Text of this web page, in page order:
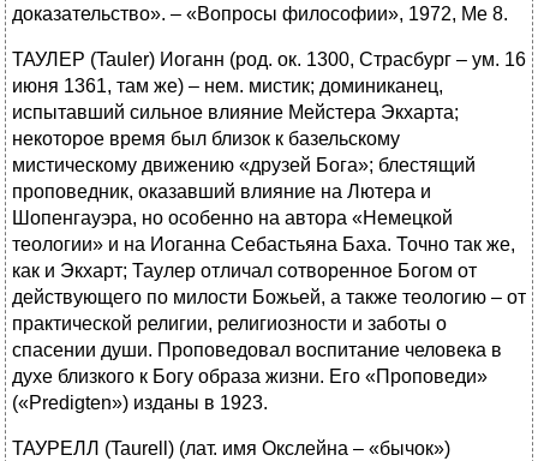
доказательство». – «Вопросы философии», 1972, Me 8.
ТАУЛЕР (Tauler) Иоганн (род. ок. 1300, Страсбург – ум. 16
июня 1361, там же) – нем. мистик; доминиканец,
испытавший сильное влияние Мейстера Экхарта;
некоторое время был близок к базельскому
мистическому движению «друзей Бога»; блестящий
проповедник, оказавший влияние на Лютера и
Шопенгауэра, но особенно на автора «Немецкой
теологии» и на Иоганна Себастьяна Баха. Точно так же,
как и Экхарт; Таулер отличал сотворенное Богом от
действующего по милости Божьей, а также теологию – от
практической религии, религиозности и заботы о
спасении души. Проповедовал воспитание человека в
духе близкого к Богу образа жизни. Его «Проповеди»
(«Predigten») изданы в 1923.
ТАУРЕЛЛ (Taurell) (лат. имя Окслейна – «бычок»)